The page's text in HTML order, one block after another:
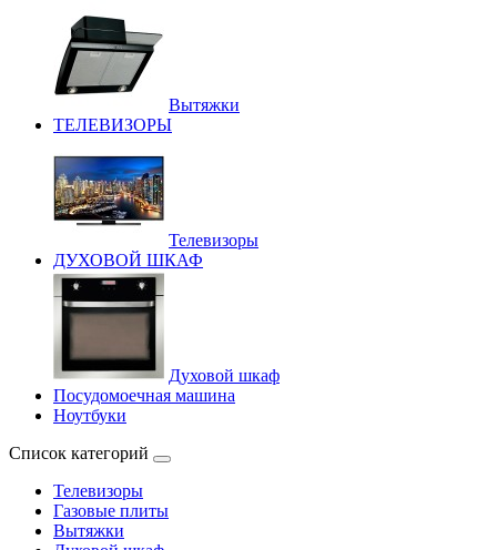
Вытяжки
ТЕЛЕВИЗОРЫ
Телевизоры
ДУХОВОЙ ШКАФ
Духовой шкаф
Посудомоечная машина
Ноутбуки
Список категорий
Телевизоры
Газовые плиты
Вытяжки